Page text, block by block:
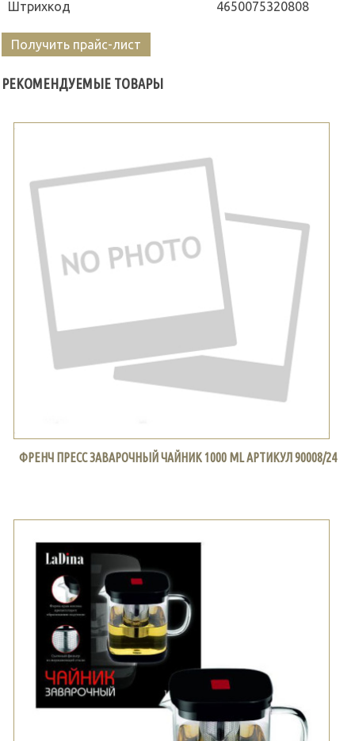
Штрихкод
4650075320808
Получить прайс-лист
РЕКОМЕНДУЕМЫЕ ТОВАРЫ
ФРЕНЧ ПРЕСС ЗАВАРОЧНЫЙ ЧАЙНИК 1000 ML АРТИКУЛ 90008/24